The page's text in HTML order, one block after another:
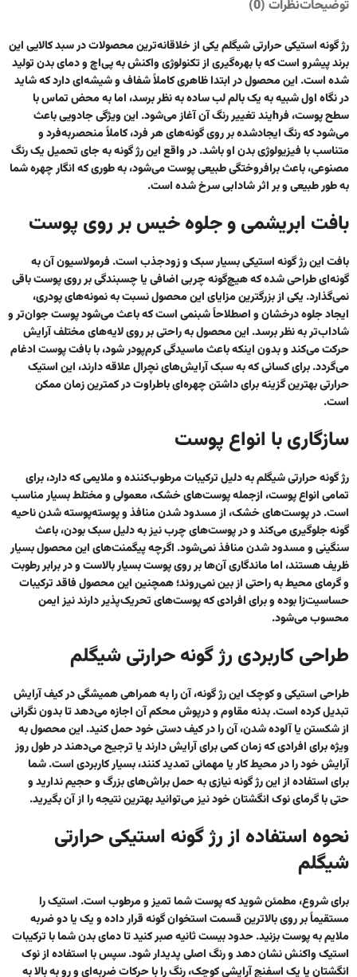
توضیحاتنظرات (0)
رژ گونه استیکی حرارتی شیگلم یکی از خلاقانه‌ترین محصولات در سبد کالایی این
برند پیشرو است که با بهره‌گیری از تکنولوژی واکنش به پی‌اچ و دمای بدن تولید
شده است. این محصول در ابتدا ظاهری کاملاً شفاف و شیشه‌ای دارد که شاید
در نگاه اول شبیه به یک بالم لب ساده به نظر برسد، اما به محض تماس با
سطح پوست، فرhیند تغییر رنگ آن آغاز می‌شود. این ویژگی جادویی باعث
می‌شود که رنگ ایجادشده بر روی گونه‌های هر فرد، کاملاً منحصر‌به‌فرد و
متناسب با فیزیولوژی بدن او باشد. در واقع این رژ گونه به جای تحمیل یک رنگ
مصنوعی، باعث برافروختگی طبیعی پوست می‌شود، به طوری که انگار چهره شما
به طور طبیعی و بر اثر شادابی سرخ شده است.
بافت ابریشمی و جلوه خیس بر روی پوست
بافت این رژ گونه استیکی بسیار سبک و زودجذب است. فرمولاسیون آن به
گونه‌ای طراحی شده که هیچ‌گونه چربی اضافی یا چسبندگی بر روی پوست باقی
نمی‌گذارد. یکی از بزرگترین مزایای این محصول نسبت به نمونه‌های پودری،
ایجاد جلوه درخشان و اصطلاحاً شبنمی است که باعث می‌شود پوست جوان‌تر و
شاداب‌تر به نظر برسد. این محصول به راحتی بر روی لایه‌های مختلف آرایش
حرکت می‌کند و بدون اینکه باعث ماسیدگی کرم‌پودر شود، با بافت پوست ادغام
می‌گردد. برای کسانی که به سبک آرایش‌های نچرال علاقه دارند، این استیک
حرارتی بهترین گزینه برای داشتن چهره‌ای باطراوت در کمترین زمان ممکن
است.
سازگاری با انواع پوست
رژ گونه حرارتی شیگلم به دلیل ترکیبات مرطوب‌کننده و ملایمی که دارد، برای
تمامی انواع پوست، ازجمله پوست‌های خشک، معمولی و مختلط بسیار مناسب
است. در پوست‌های خشک، از مسدود شدن منافذ و پوسته‌پوسته شدن ناحیه
گونه جلوگیری می‌کند و در پوست‌های چرب نیز به دلیل سبک بودن، باعث
سنگینی و مسدود شدن منافذ نمی‌شود. اگرچه پیگمنت‌های این محصول بسیار
ظریف هستند، اما ماندگاری آن‌ها بر روی پوست بسیار بالاست و در برابر رطوبت
و گرمای محیط به راحتی از بین نمی‌روند؛ همچنین این محصول فاقد ترکیبات
حساسیت‌زا بوده و برای افرادی که پوست‌های تحریک‌پذیر دارند نیز ایمن
محسوب می‌شود.
طراحی کاربردی رژ گونه حرارتی شیگلم
طراحی استیکی و کوچک این رژ گونه، آن را به همراهی همیشگی در کیف آرایش
تبدیل کرده است. بدنه مقاوم و درپوش محکم آن اجازه می‌دهد تا بدون نگرانی
از شکستن یا آلوده شدن، آن را در کیف دستی خود حمل کنید. این محصول به
ویژه برای افرادی که زمان کمی برای آرایش دارند یا ترجیح می‌دهند در طول روز
آرایش خود را در محیط کار یا مهمانی تمدید کنند، بسیار کاربردی است. شما
برای استفاده از این رژ گونه نیازی به حمل براش‌های بزرگ و حجیم ندارید و
حتی با گرمای نوک انگشتان خود نیز می‌توانید بهترین نتیجه را از آن بگیرید.
نحوه استفاده از رژ گونه استیکی حرارتی
شیگلم
برای شروع، مطمئن شوید که پوست شما تمیز و مرطوب است. استیک را
مستقیماً بر روی بالاترین قسمت استخوان گونه قرار داده و یک یا دو ضربه
ملایم به پوست بزنید. حدود بیست ثانیه صبر کنید تا دمای بدن شما با ترکیبات
استیک واکنش نشان دهد و رنگ اصلی پدیدار شود. سپس با استفاده از نوک
انگشتان یا یک اسفنج آرایشی کوچک، رنگ را با حرکات ضربه‌ای و رو به بالا به